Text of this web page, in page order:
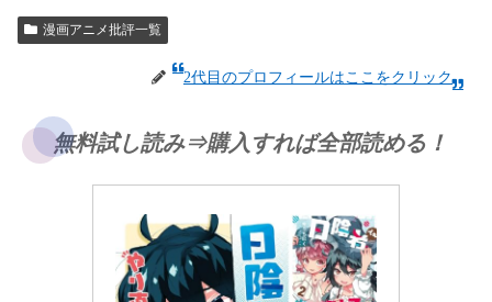
漫画アニメ批評一覧
2代目のプロフィールはここをクリック
無料試し読み⇒購入すれば全部読める！